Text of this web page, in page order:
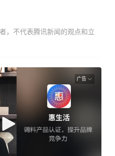
，不代表腾讯新闻的观点和立
广告